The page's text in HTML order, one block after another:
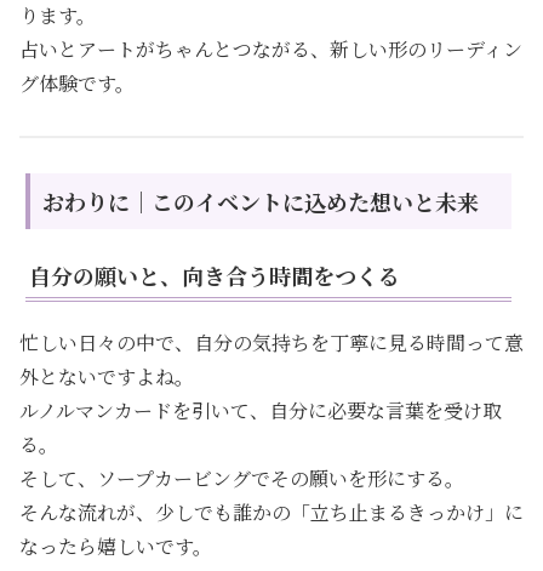
ります。
占いとアートがちゃんとつながる、新しい形のリーディン
グ体験です。
おわりに｜このイベントに込めた想いと未来
自分の願いと、向き合う時間をつくる
忙しい日々の中で、自分の気持ちを丁寧に見る時間って意
外とないですよね。
ルノルマンカードを引いて、自分に必要な言葉を受け取
る。
そして、ソープカービングでその願いを形にする。
そんな流れが、少しでも誰かの「立ち止まるきっかけ」に
なったら嬉しいです。